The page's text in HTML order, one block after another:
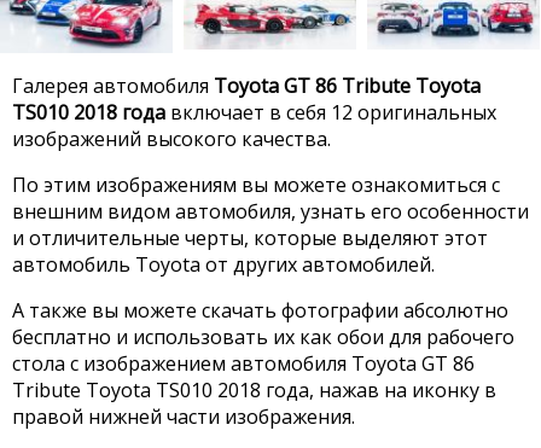
Галерея автомобиля Toyota GT 86 Tribute Toyota
TS010 2018 года включает в себя 12 оригинальных
изображений высокого качества.
По этим изображениям вы можете ознакомиться с
внешним видом автомобиля, узнать его особенности
и отличительные черты, которые выделяют этот
автомобиль Toyota от других автомобилей.
А также вы можете скачать фотографии абсолютно
бесплатно и использовать их как обои для рабочего
стола с изображением автомобиля Toyota GT 86
Tribute Toyota TS010 2018 года, нажав на иконку в
правой нижней части изображения.